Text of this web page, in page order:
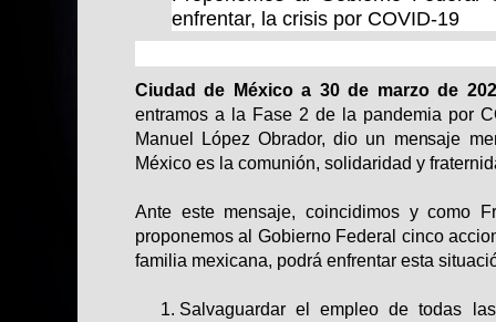
enfrentar, la crisis por COVID-19
Ciudad de México a 30de marzo de
entramos a la Fase 2 de la pandemia por
Manuel López Obrador, dio un mensaje
México es la comunión, solidaridad y
Ante este mensaje, coincidimos y como
proponemos al Gobierno Federal cinco
familia mexicana, podrá enfrentar esta
Salvaguardar el empleo de todas